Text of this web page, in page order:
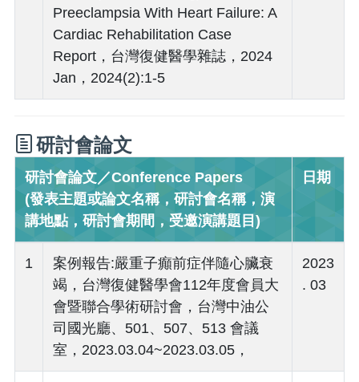
Preeclampsia With Heart Failure: A
Cardiac Rehabilitation Case
Report，台灣復健醫學雜誌，2024
Jan，2024(2):1-5
研討會論文
研討會論文／Conference Papers
(發表主題或論文名稱，研討會名稱，演
講地點，研討會期間，受邀演講題目)
日期
1
案例報告:嚴重子癲前症伴隨心臟衰
竭，台灣復健醫學會112年度會員大
會暨聯合學術研討會，台灣中油公
司國光廳、501、507、513 會議
室，2023.03.04~2023.03.05，
2023
. 03